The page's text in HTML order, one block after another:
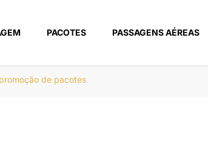
PACOTES PASSAGENS AÉREAS
de pacotes